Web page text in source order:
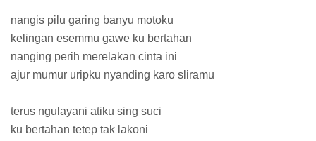
nangis pilu garing banyu motoku
kelingan esemmu gawe ku bertahan
nanging perih merelakan cinta ini
ajur mumur uripku nyanding karo sliramu
terus ngulayani atiku sing suci
ku bertahan tetep tak lakoni